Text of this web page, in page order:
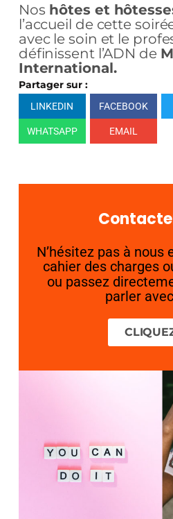
Nos hôtes et
l’accueil de cette
avec le soin et le
définissent l’ADN de
International.
Partager sur :
LINKEDIN FACEBOOK
WHATSAPP EMAIL
N’hésitez pas à nous
cahier des charges
ou passez
parler